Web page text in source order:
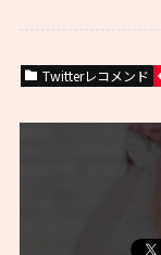
Twitterレコメンド